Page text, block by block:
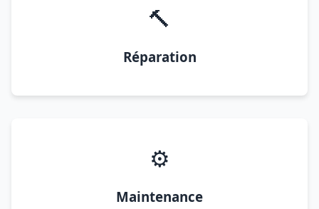
🔨
Réparation
⚙️
Maintenance